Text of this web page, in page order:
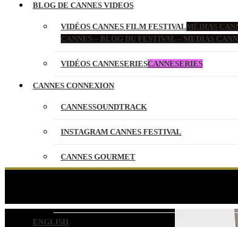
BLOG DE CANNES VIDEOS
VIDÉOS CANNES FILM FESTIVALMÉDIAS
CANNES – BLOG DU FESTIVAL – MEDIAS
VIDÉOS CANNESERIESCANNESERIES
CANNES CONNEXION
CANNESSOUNDTRACK
INSTAGRAM CANNES FESTIVAL
CANNES GOURMET
ENGLISH